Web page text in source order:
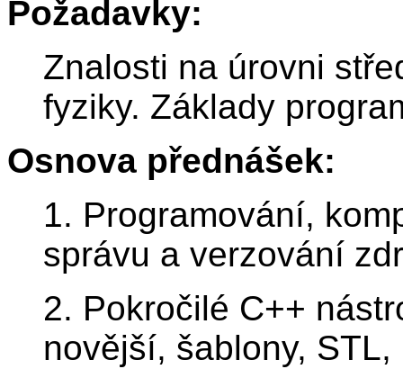
Požadavky:
Znalosti na úrovni
fyziky. Základy
Osnova přednášek:
1. Programování,
správu a verzování
2. Pokročilé C++
novější, šablony, STL,